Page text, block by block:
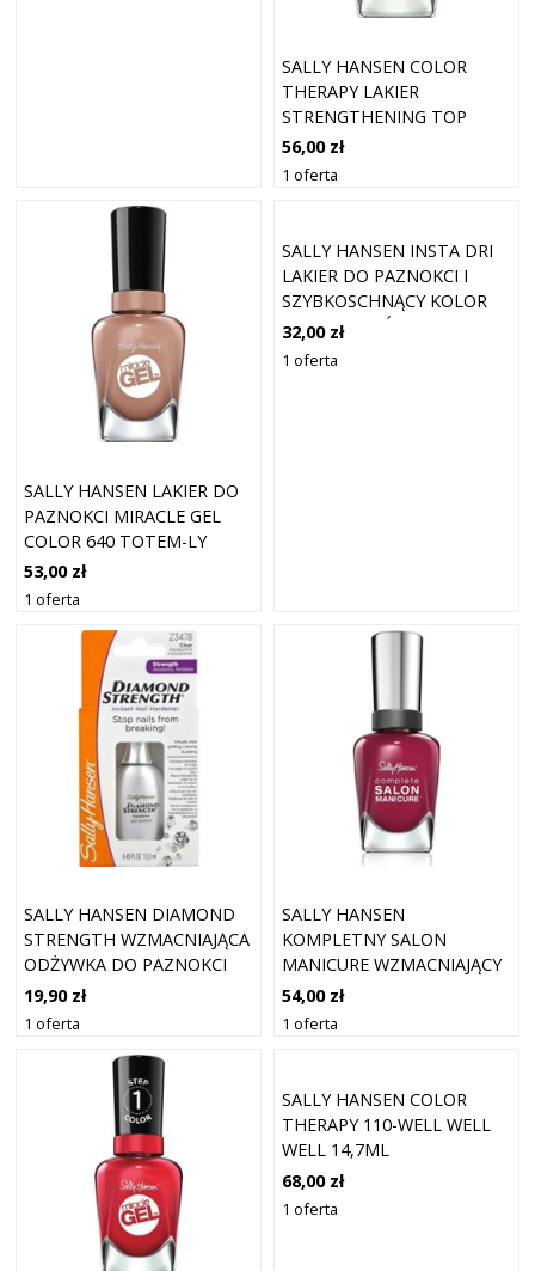
SALLY HANSEN COLOR
THERAPY LAKIER
STRENGTHENING TOP
COAT 14,7 ML
56,00 zł
1 oferta
SALLY HANSEN LAKIER DO
PAZNOKCI MIRACLE GEL
COLOR 640 TOTEM-LY
YOURS 14,7 ML
53,00 zł
1 oferta
SALLY HANSEN INSTA DRI
LAKIER DO PAZNOKCI I
SZYBKOSCHNĄCY KOLOR
234 PINK POŚCIG 9,17 ML
32,00 zł
1 oferta
SALLY HANSEN DIAMOND
STRENGTH WZMACNIAJĄCA
ODŻYWKA DO PAZNOKCI
ŁAMLIWYCH
19,90 zł
1 oferta
SALLY HANSEN
KOMPLETNY SALON
MANICURE WZMACNIAJĄCY
LAKIER DO PAZNOKCI
KOLOR 421 RUBY DO 14,7
54,00 zł
1 oferta
SALLY HANSEN COLOR
THERAPY 110-WELL WELL
WELL 14,7ML
68,00 zł
1 oferta